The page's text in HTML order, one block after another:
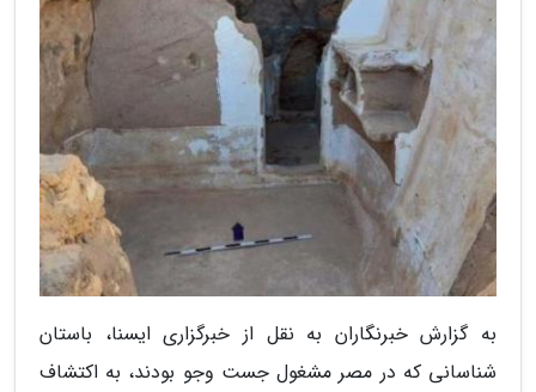
به گزارش خبرنگاران به نقل از خبرگزاری ایسنا، باستان
شناسانی که در مصر مشغول جست وجو بودند، به اکتشاف